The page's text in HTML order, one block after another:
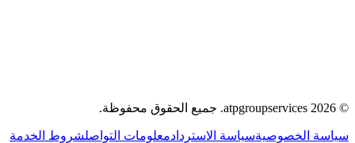
©
2026 جميع الحقوق محفوظة.
سياسة الخصوصيةسياسة الاستردادمعلومات التواصلشروط الخدمة